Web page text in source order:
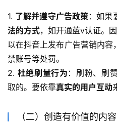
1. 了解并遵守广告政策：如果
法的方式，如开通蓝v认证。
以在抖音上发布广告营销内
禁账号等处罚。
2. 杜绝刷量行为 ：刷粉、刷
取的。要依靠真实的用户互动
（二）创造有价值的内容